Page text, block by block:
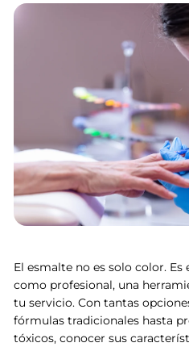
El esmalte no es solo color. Es
como profesional, una
tu servicio. Con tantas
fórmulas tradicionales hasta
tóxicos, conocer sus